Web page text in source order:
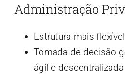
Administração
Estrutura mais
Tomada de decisão
ágil e descentralizada